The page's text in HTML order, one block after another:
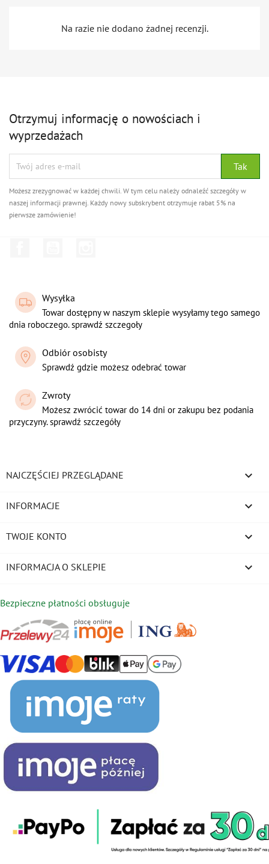
Na razie nie dodano żadnej recenzji.
Otrzymuj informację o nowościach i
wyprzedażach
Możesz zrezygnować w każdej chwili. W tym celu należy odnaleźć szczegóły w
naszej informacji prawnej. Każdy nowy subskrybent otrzymuje rabat 5% na
pierwsze zamówienie!
Wysyłka
Towar dostępny w naszym sklepie wysyłamy tego samego
dnia roboczego. sprawdź szczegoły
Odbiór osobisty
Sprawdź gdzie możesz odebrać towar
Zwroty
Możesz zwrócić towar do 14 dni or zakupu bez podania
przyczyny. sprawdź szczegóły
NAJCZĘŚCIEJ PRZEGLĄDANE 
INFORMACJE 
TWOJE KONTO 
INFORMACJA O SKLEPIE keyboard_arrow_down
Bezpieczne płatności obsługuje